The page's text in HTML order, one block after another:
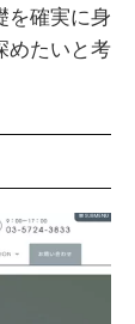
を確実に身
めたいと考